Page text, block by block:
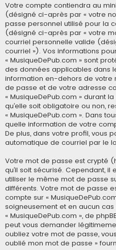
Votre compte contiendra au
(désigné ci-après par « votre
passe personnel utilisé pour la
(désigné ci-après par « votre
courriel personnelle valide
courriel »). Vos informations
« MusiqueDePub.com » sont
des données applicables dans
information en-dehors de votre
de passe et de votre adresse
« MusiqueDePub.com » durant
qu’elle soit obligatoire ou non,
« MusiqueDePub.com ». Dans
quelle information de votre
De plus, dans votre profil, vous
automatique de courriel par le
Votre mot de passe est crypté
qu’il soit sécurisé. Cependant,
utiliser le même mot de passe
différents. Votre mot de passe
compte sur «
soigneusement et en aucun
« MusiqueDePub.com », de
peut vous demander
oubliez votre mot de passe,
oublié mon mot de passe »